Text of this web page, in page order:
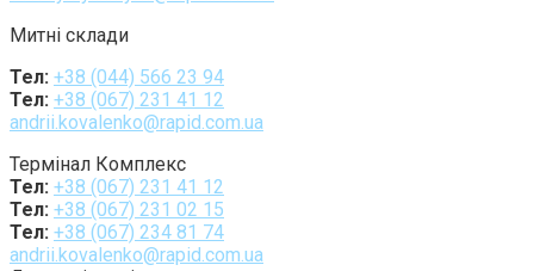
Митні склади
Тел: +38 (044) 566 23 94
Тел: +38 (067) 231 41 12
andrii.kovalenko@rapid.com.ua
Термінал Комплекс
Тел: +38 (067) 231 41 12
Тел: +38 (067) 231 02 15
Тел: +38 (067) 234 81 74
andrii.kovalenko@rapid.com.ua